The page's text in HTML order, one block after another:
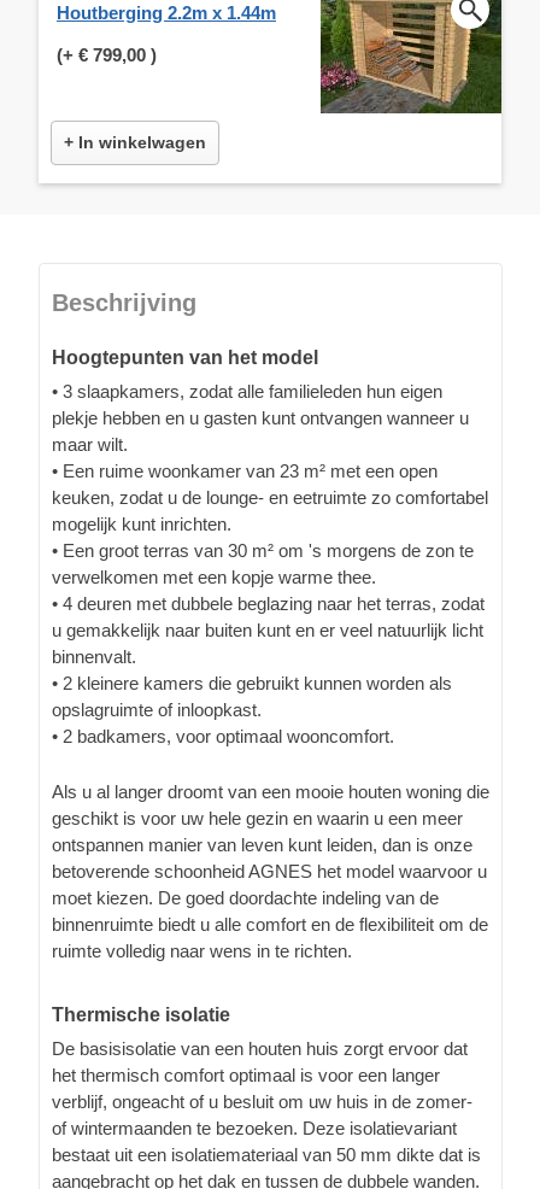
Houtberging 2.2m x 1.44m
(+ € 799,00 )
+ In winkelwagen
Beschrijving
Hoogtepunten van het model
• 3 slaapkamers, zodat alle familieleden hun eigen
plekje hebben en u gasten kunt ontvangen wanneer u
maar wilt.
• Een ruime woonkamer van 23 m² met een open
keuken, zodat u de lounge- en eetruimte zo comfortabel
mogelijk kunt inrichten.
• Een groot terras van 30 m² om 's morgens de zon te
verwelkomen met een kopje warme thee.
• 4 deuren met dubbele beglazing naar het terras, zodat
u gemakkelijk naar buiten kunt en er veel natuurlijk licht
binnenvalt.
• 2 kleinere kamers die gebruikt kunnen worden als
opslagruimte of inloopkast.
• 2 badkamers, voor optimaal wooncomfort.
Als u al langer droomt van een mooie houten woning die
geschikt is voor uw hele gezin en waarin u een meer
ontspannen manier van leven kunt leiden, dan is onze
betoverende schoonheid AGNES het model waarvoor u
moet kiezen. De goed doordachte indeling van de
binnenruimte biedt u alle comfort en de flexibiliteit om de
ruimte volledig naar wens in te richten.
Thermische isolatie
De basisisolatie van een houten huis zorgt ervoor dat
het thermisch comfort optimaal is voor een langer
verblijf, ongeacht of u besluit om uw huis in de zomer-
of wintermaanden te bezoeken. Deze isolatievariant
bestaat uit een isolatiemateriaal van 50 mm dikte dat is
aangebracht op het dak en tussen de dubbele wanden.